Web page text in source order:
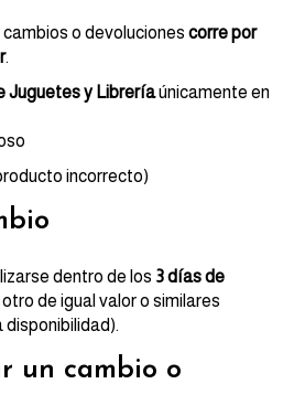
o devoluciones corre por
.
Juguetes y Libreríaúnicamente en
incorrecto)
dentro de los 3 días de
otro de igual valor o similares
un cambio o